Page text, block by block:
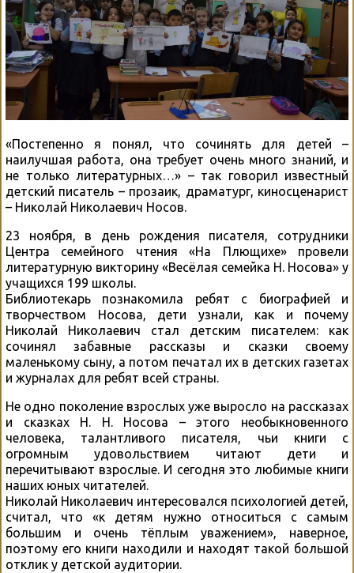
«Постепенно я понял, что сочинять для детей –
наилучшая работа, она требует очень много знаний, и
не только литературных…» – так говорил известный
детский писатель – прозаик, драматург, киносценарист
– Николай Николаевич Носов.
23 ноября, в день рождения писателя, сотрудники
Центра семейного чтения «На Плющихе» провели
литературную викторину «Весёлая семейка Н. Носова» у
учащихся 199 школы.
Библиотекарь познакомила ребят с биографией и
творчеством Носова, дети узнали, как и почему
Николай Николаевич стал детским писателем: как
сочинял забавные рассказы и сказки своему
маленькому сыну, а потом печатал их в детских газетах
и журналах для ребят всей страны.
Не одно поколение взрослых уже выросло на рассказах
и сказках Н. Н. Носова – этого необыкновенного
человека, талантливого писателя, чьи книги с
огромным удовольствием читают дети и
перечитывают взрослые. И сегодня это любимые книги
наших юных читателей.
Николай Николаевич интересовался психологией детей,
считал, что «к детям нужно относиться с самым
большим и очень тёплым уважением», наверное,
поэтому его книги находили и находят такой большой
отклик у детской аудитории.